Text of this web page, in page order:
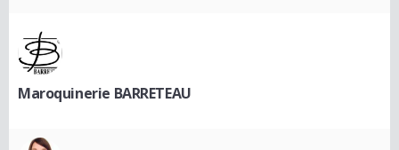
Maroquinerie BARRETEAU